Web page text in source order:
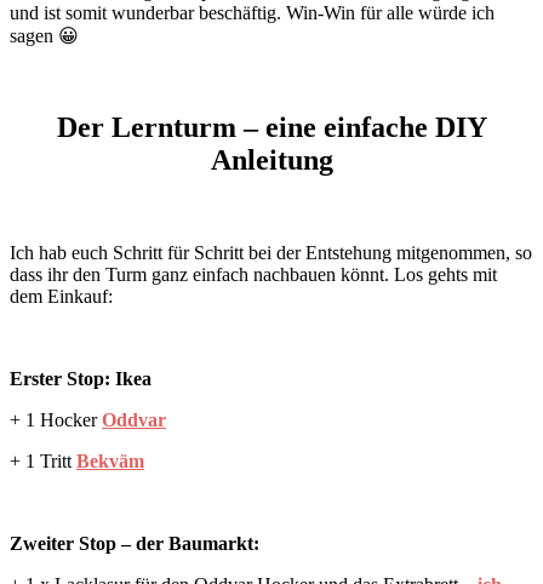
und ist somit wunderbar beschäftig. Win-Win für alle würde ich
sagen 😀
Der Lernturm – eine einfache DIY
Anleitung
Ich hab euch Schritt für Schritt bei der Entstehung mitgenommen, so
dass ihr den Turm ganz einfach nachbauen könnt. Los gehts mit
dem Einkauf:
Erster Stop: Ikea
+ 1 HockerOddvar
+ 1 Tritt Bekväm
Zweiter Stop – der Baumarkt: